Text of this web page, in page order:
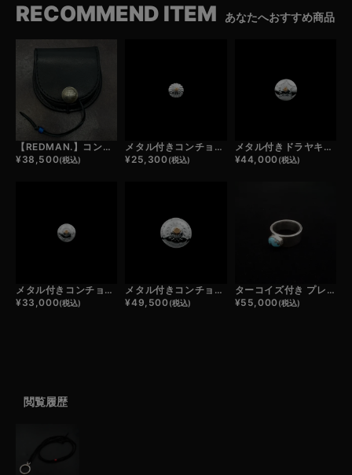
RECOMMEND ITEM あなたへおすすめ商品
【REDMAN.】コンチョ付き コインケース
¥38,500(税込)
メタル付きコンチョ小/カクタスフラワー
¥25,300(税込)
メタル付きドラヤキコンチョ/スター
¥44,000(税込)
メタル付きコンチョ小/フラワー
¥33,000(税込)
メタル付きコンチョ大/サンシャイン
¥49,500(税込)
ターコイズ付き プレーンリング
¥55,000(税込)
閲覧履歴